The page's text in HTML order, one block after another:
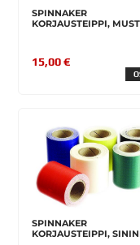
SPINNAKER
KORJAUSTEIPPI,
15,00 €
SPINNAKER
KORJAUSTEIPPI,